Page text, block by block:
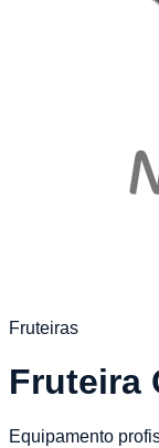
Fruteiras
Fruteira
Equipamento